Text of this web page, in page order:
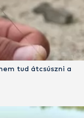
tud átcsúszni a